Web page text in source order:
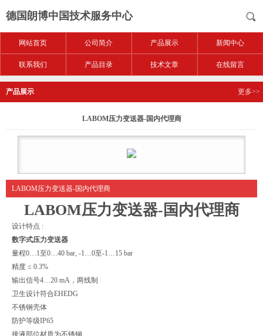
德国朗博中国技术服务中心
网站首页 公司简介 产品展示 新闻中心
联系我们 产品目录 技术文章 在线留言
产品展示 更多>>
LABOM压力变送器-国内代理商
LABOM压力变送器-国内代理商
LABOM压力变送器-国内代理商
设计特点 :
数字式压力变送器
量程0…1至0…40 bar, -1…0至-1…15 bar
精度 ≤ 0.3%
输出信号4…20 mA，两线制
卫生设计符合EHEDG
不锈钢壳体
防护等级IP65
接液部位材质为不锈钢